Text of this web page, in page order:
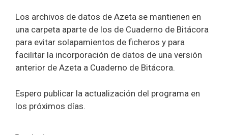
Los archivos de datos de Azeta se mantienen en
una carpeta aparte de los de Cuaderno de Bitácora
para evitar solapamientos de ficheros y para
facilitar la incorporación de datos de una versión
anterior de Azeta a Cuaderno de Bitácora.
Espero publicar la actualización del programa en
los próximos días.